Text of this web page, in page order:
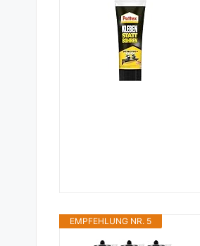
EMPFEHLUNG NR. 5